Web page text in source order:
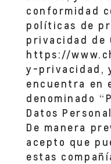
conformidad
políticas de
privacidad de
https://
y-privacidad,
encuentra en
denominado
Datos
De manera
acepto que
estas